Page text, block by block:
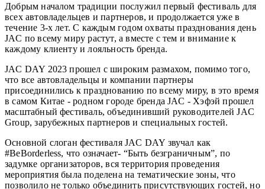
Добрым началом традиции послужил первый фестиваль для
всех автовладельцев и партнеров, и продолжается уже в
течение 3-х лет. С каждым годом охваты празднования день
JAC по всему миру растут, а вместе с тем и внимание к
каждому клиенту и лояльность бренда.
JAC DAY 2023 прошел с широким размахом, помимо того,
что все автовладельцы и компании партнеры
присоединились к празднованию по всему миру, в это время
в самом Китае - родном городе бренда JAC - Хэфэй прошел
масштабный фестиваль, объединивший руководителей JAC
Group, зарубежных партнеров и специальных гостей.
Основной слоган фестиваля JAC DAY звучал как
#BeBorderless, что означает- “Быть безграничным”, по
задумке организаторов, вся территория проведения
мероприятия была поделена на тематические зоны, что
позволило не только объединить присутствующих гостей, но